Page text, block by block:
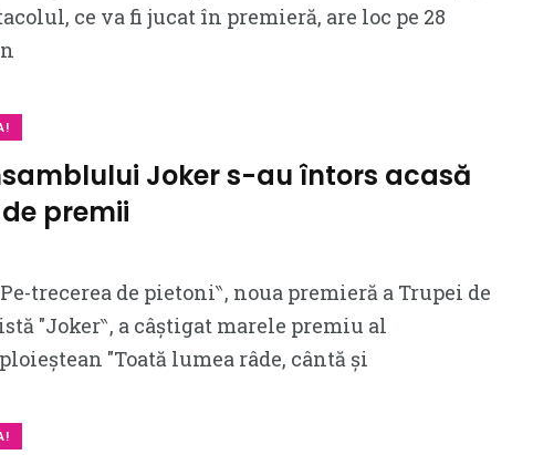
ce va fi jucat în premieră, are loc pe 28
Joker s-au întors acasă
premii
trecerea de pietoni‶, noua premieră a Trupei de
″Joker‶, a câștigat marele premiu al
″Toată lumea râde, cântă și